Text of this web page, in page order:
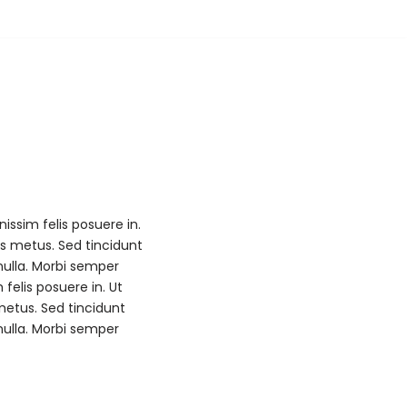
felis posuere in.
metus. Sed tincidunt
Morbi semper
posuere in. Ut
Sed tincidunt
Morbi semper